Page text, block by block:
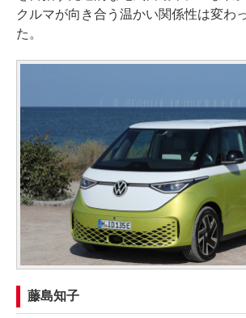
クルマが向き合う温かい関係性は変わ
た。
藤島知子